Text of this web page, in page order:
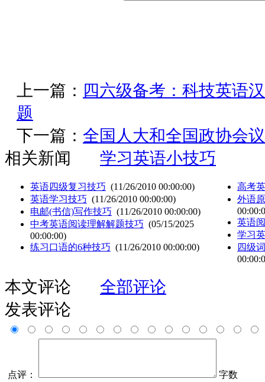
上一篇： 四六级备考：科技英语
题
下一篇： 全国人大和全国政协会
相关新闻
学习英语小技巧
英语四级复习技巧 (11/26/2010 00:00:00)
英语学习技巧 (11/26/2010 00:00:00)
电邮(书信)写作技巧 (11/26/2010 00:00:00)
中考英语阅读理解解题技巧 (05/15/2025
00:00:00)
练习口语的6种技巧 (11/26/2010 00:00:00)
高考
外语
英语
学习
四级
本文评论
全部评论
发表评论
点评： 字数